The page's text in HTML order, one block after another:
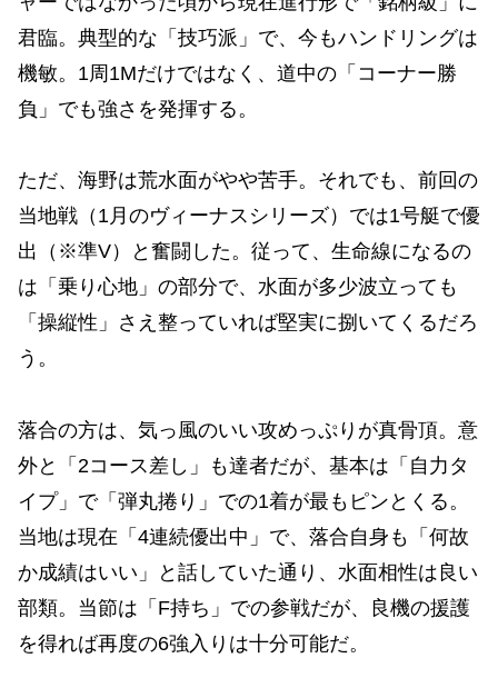
君臨。典型的な「技巧派」で、今もハンドリングは
機敏。1周1Mだけではなく、道中の「コーナー勝
負」でも強さを発揮する。
ただ、海野は荒水面がやや苦手。それでも、前回の
当地戦（1月のヴィーナスシリーズ）では1号艇で優
出（※準V）と奮闘した。従って、生命線になるの
は「乗り心地」の部分で、水面が多少波立っても
「操縦性」さえ整っていれば堅実に捌いてくるだろ
う。
落合の方は、気っ風のいい攻めっぷりが真骨頂。意
外と「2コース差し」も達者だが、基本は「自力タ
イプ」で「弾丸捲り」での1着が最もピンとくる。
当地は現在「4連続優出中」で、落合自身も「何故
か成績はいい」と話していた通り、水面相性は良い
部類。当節は「F持ち」での参戦だが、良機の援護
を得れば再度の6強入りは十分可能だ。